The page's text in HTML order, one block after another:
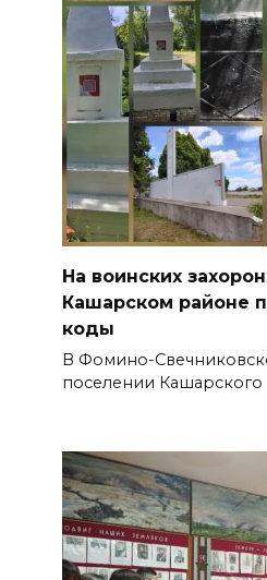
На воинских
Кашарском районе
коды
В Фомино-
поселении Кашарского